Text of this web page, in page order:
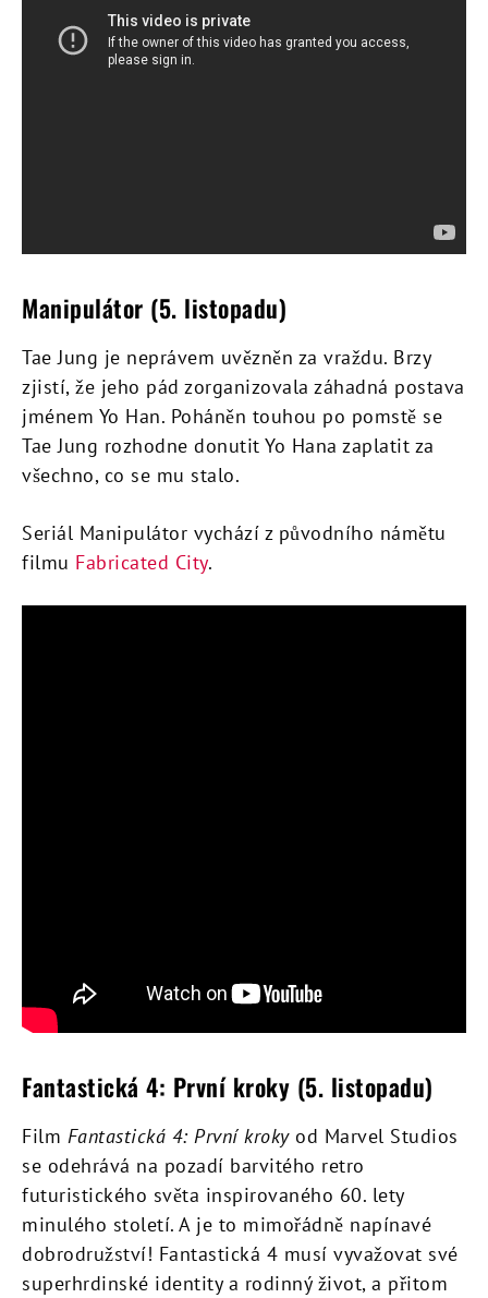
Manipulátor (5. listopadu)
Tae Jung je neprávem uvězněn za vraždu. Brzy
zjistí, že jeho pád zorganizovala záhadná postava
jménem Yo Han. Poháněn touhou po pomstě se
Tae Jung rozhodne donutit Yo Hana zaplatit za
všechno, co se mu stalo.
Seriál Manipulátor vychází z původního námětu
filmu Fabricated City.
Fantastická 4: První kroky (5. listopadu)
Film Fantastická 4: První krokyod Marvel Studios
se odehrává na pozadí barvitého retro
futuristického světa inspirovaného 60. lety
minulého století. A je to mimořádně napínavé
dobrodružství! Fantastická 4 musí vyvažovat své
superhrdinské identity a rodinný život, a přitom